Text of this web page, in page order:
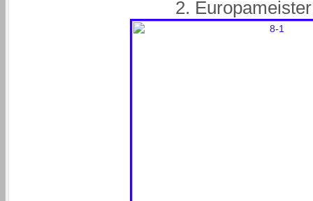
2. Europameister